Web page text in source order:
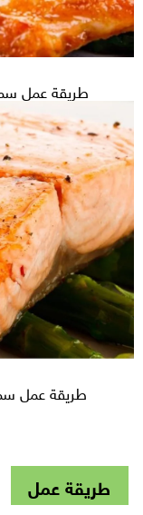
طريقة عمل
طريقة عمل
طريقة عمل